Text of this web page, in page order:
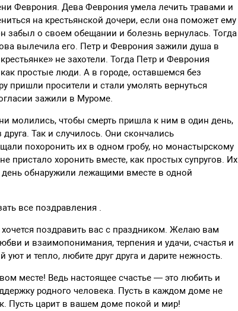
Феврония. Дева Феврония умела лечить травами и
на крестьянской дочери, если она поможет ему
забыл о своем обещании и болезнь вернулась. Тогда
вылечила его. Петр и Феврония зажили душа в
не захотели. Тогда Петр и Феврония
простые люди. А в городе, оставшемся без
пришли просители и стали умолять вернуться
зажили в Муроме.
молились, чтобы смерть пришла к ним в один день,
Так и случилось. Они скончались
похоронить их в одном гробу, но монастырскому
пристало хоронить вместе, как простых супругов. Их
обнаружили лежащими вместе в одной
все поздравления .
поздравить вас с праздником. Желаю вам
и взаимопонимания, терпения и удачи, счастья и
и тепло, любите друг друга и дарите нежность.
месте! Ведь настоящее счастье — это любить и
родного человека. Пусть в каждом доме не
Пусть царит в вашем доме покой и мир!